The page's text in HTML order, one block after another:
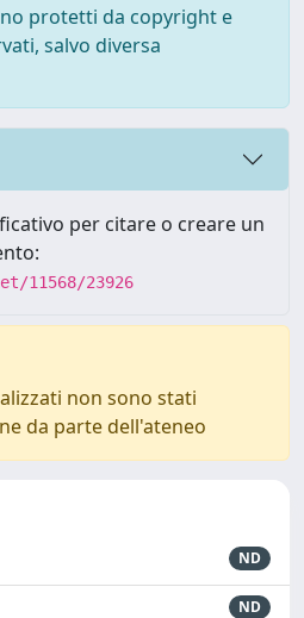
protetti da copyright e
salvo diversa
per citare o creare un
11568/23926
non sono stati
da parte dell'ateneo
ND
ND